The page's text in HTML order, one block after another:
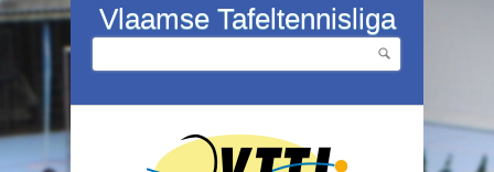
Overslaan en naar de inhoud gaan
Vlaamse Tafeltennisliga
Zoekveld